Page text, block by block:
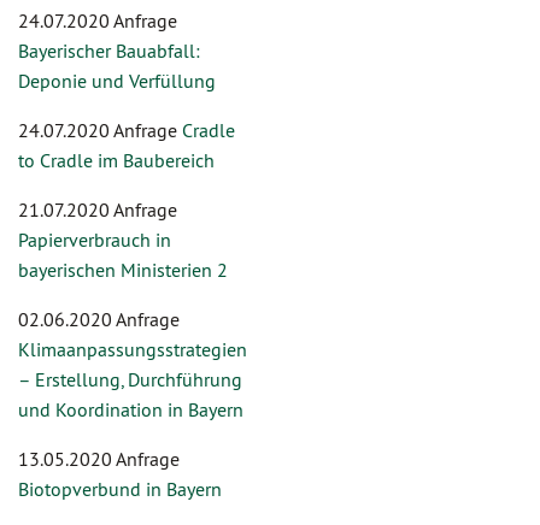
24.07.2020 Anfrage
Bayerischer Bauabfall:
Deponie und Verfüllung
24.07.2020 Anfrage Cradle
to Cradle im Baubereich
21.07.2020 Anfrage
Papierverbrauch in
bayerischen Ministerien 2
02.06.2020 Anfrage
Klimaanpassungsstrategien
– Erstellung, Durchführung
und Koordination in Bayern
13.05.2020 Anfrage
Biotopverbund in Bayern